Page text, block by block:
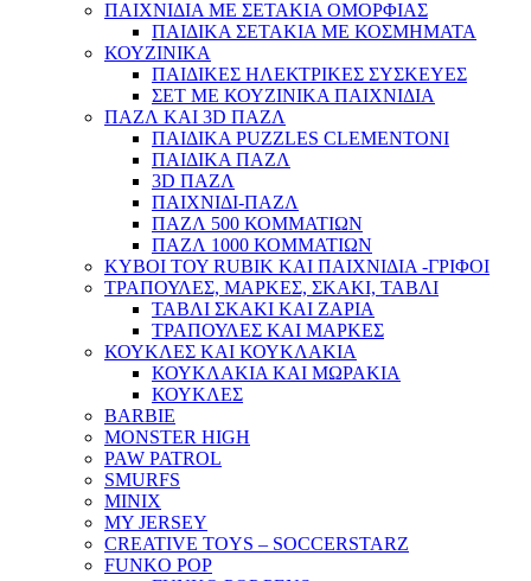
ΠΑΙΧΝΙΔΙΑ ΜΕ ΣΕΤΑΚΙΑ ΟΜΟΡΦΙΑΣ
ΠΑΙΔΙΚΑ ΣΕΤΑΚΙΑ ΜΕ ΚΟΣΜΗΜΑΤΑ
ΚΟΥΖΙΝΙΚΑ
ΠΑΙΔΙΚΕΣ ΗΛΕΚΤΡΙΚΕΣ ΣΥΣΚΕΥΕΣ
ΣΕΤ ΜΕ ΚΟΥΖΙΝΙΚΑ ΠΑΙΧΝΙΔΙΑ
ΠΑΖΛ ΚΑΙ 3D ΠΑΖΛ
ΠΑΙΔΙΚΑ PUZZLES CLEMENTONI
ΠΑΙΔΙΚΑ ΠΑΖΛ
3D ΠΑΖΛ
ΠΑΙΧΝΙΔΙ-ΠΑΖΛ
ΠΑΖΛ 500 ΚΟΜΜΑΤΙΩΝ
ΠΑΖΛ 1000 ΚΟΜΜΑΤΙΩΝ
ΚΥΒΟΙ ΤΟΥ RUBIK ΚΑΙ ΠΑΙΧΝΙΔΙΑ -ΓΡΙΦΟΙ
ΤΡΑΠΟΥΛΕΣ, ΜΑΡΚΕΣ, ΣΚΑΚΙ, ΤΑΒΛΙ
ΤΑΒΛΙ ΣΚΑΚΙ ΚΑΙ ΖΑΡΙΑ
ΤΡΑΠΟΥΛΕΣ ΚΑΙ ΜΑΡΚΕΣ
ΚΟΥΚΛΕΣ ΚΑΙ ΚΟΥΚΛΑΚΙΑ
ΚΟΥΚΛΑΚΙΑ ΚΑΙ ΜΩΡΑΚΙΑ
ΚΟΥΚΛΕΣ
BARBIE
MONSTER HIGH
PAW PATROL
SMURFS
MINIX
MY JERSEY
CREATIVE TOYS – SOCCERSTARZ
FUNKO POP